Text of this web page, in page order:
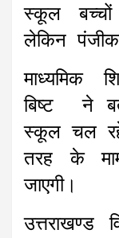
स्कूल
लेकिन
माध्यमिक
बिष्ट ने
स्कूल चल
तरह के
जाएगी।
उत्तराखण्ड